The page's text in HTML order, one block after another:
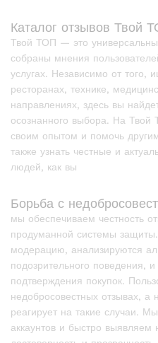
Каталог отзывов Твой
Твой ТОП — это
собраны мнения
услугах. Независимо от
ресторанах, технике,
направлениях, здесь вы
осознанного выбора. На
своим опытом и помочь
также узнать честные и
людей, как вы
Борьба с
мы обеспечиваем честность
продуманной системы
модерацию, анализируются
подозрительного поведения,
подтверждения покупок.
недобросовестных отзывах, а
реагирует на такие случаи.
аккаунтов и быстро выявляем